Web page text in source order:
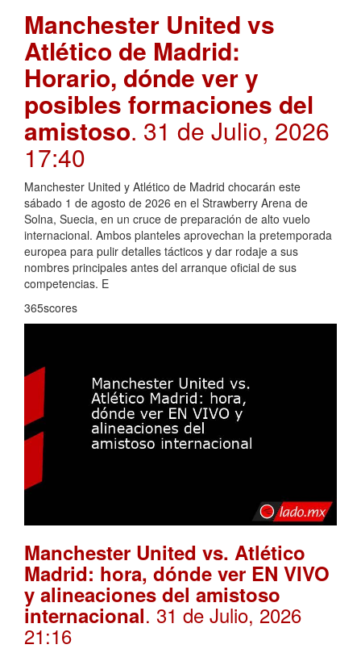
Manchester United vs
Atlético de Madrid:
Horario, dónde ver y
posibles formaciones del
amistoso. 31 de Julio, 2026
17:40
Manchester United y Atlético de Madrid chocarán este
sábado 1 de agosto de 2026 en el Strawberry Arena de
Solna, Suecia, en un cruce de preparación de alto vuelo
internacional. Ambos planteles aprovechan la pretemporada
europea para pulir detalles tácticos y dar rodaje a sus
nombres principales antes del arranque oficial de sus
competencias. E
365scores
Manchester United vs. Atlético
Madrid: hora, dónde ver EN VIVO
y alineaciones del amistoso
internacional. 31 de Julio, 2026
21:16